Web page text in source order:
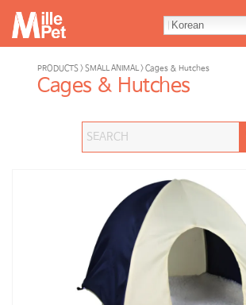
Korean
PRODUCTS > SMALL ANIMAL > Cages & Hutches
Cages & Hutches